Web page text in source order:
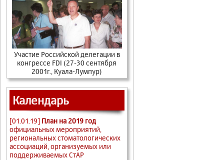
Участие Российской делегации в
конгрессе FDI (27-30 сентября
2001г., Куала-Лумпур)
Календарь
[01.01.19] План на 2019 год
официальных мероприятий,
региональных стоматологических
ассоциаций, организуемых или
поддерживаемых СтАР